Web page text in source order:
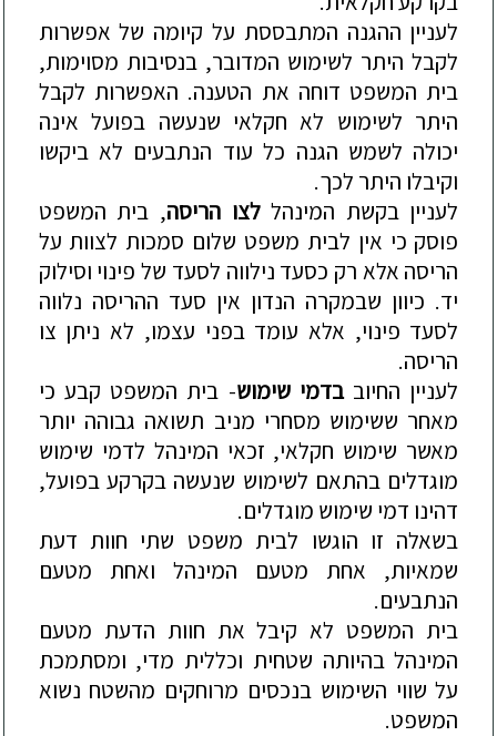
לעניין ההגנה המתבססת על קיומה של אפשרות
לקבל היתר לשימוש המדובר, בנסיבות מסוימות,
בית המשפט דוחה את הטענה. האפשרות לקבל
היתר לשימוש לא חקלאי שנעשה בפועל אינה
יכולה לשמש הגנה כל עוד הנתבעים לא ביקשו
וקיבלו היתר לכך.
לעניין בקשת המינהללצו הריסה, בית המשפט
פוסק כי אין לבית משפט שלום סמכות לצוות על
הריסה אלא רק כסעד נילווה לסעד של פינוי וסילוק
יד. כיוון שבמקרה הנדון אין סעד ההריסה נלווה
לסעד פינוי, אלא עומד בפני עצמו, לא ניתן צו
הריסה.
לעניין החיובבדמי שימוש- בית המשפט קבע כי
מאחר ששימוש מסחרי מניב תשואה גבוהה יותר
מאשר שימוש חקלאי, זכאי המינהל לדמי שימוש
מוגדלים בהתאם לשימוש שנעשה בקרקע בפועל,
דהינו דמי שימוש מוגדלים.
בשאלה זו הוגשו לבית משפט שתי חוות דעת
שמאיות, אחת מטעם המינהל ואחת מטעם
הנתבעים.
בית המשפט לא קיבל את חוות הדעת מטעם
המינהל בהיותה שטחית וכללית מדי, ומסתמכת
על שווי השימוש בנכסים מרוחקים מהשטח נשוא
המשפט.